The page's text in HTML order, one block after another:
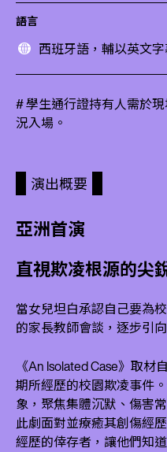
語言
西班牙語，輔以英文
# 學生通行證持有人需於
況入場。
演出概要
亞洲首演
直視欺凌根源的尖
當女兒坦白承認自己要為
的家長教師會談，逐步引
《An Isolated Case》取
期所經歷的校園欺凌事件
象，聚焦集體沉默、傷害
此劇面對並療癒其創傷經
經歷的倖存者，讓他們知